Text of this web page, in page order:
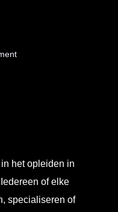
het opleiden in
of elke
specialiseren of